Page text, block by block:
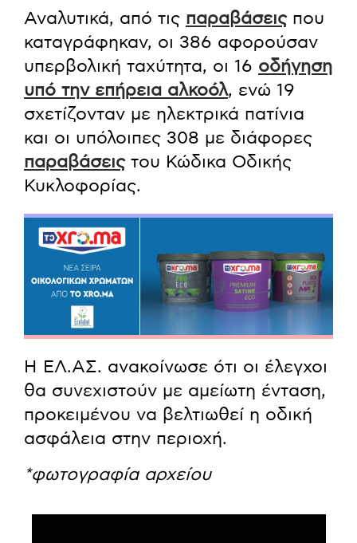
Αναλυτικά, από τις παραβάσειςπου
καταγράφηκαν, οι 386 αφορούσαν
υπερβολική ταχύτητα, οι 16 οδήγηση
υπό την επήρεια αλκοόλ, ενώ 19
σχετίζονταν με ηλεκτρικά πατίνια
και οι υπόλοιπες 308 με διάφορες
παραβάσειςτου Κώδικα Οδικής
Κυκλοφορίας.
Η ΕΛ.ΑΣ. ανακοίνωσε ότι οι έλεγχοι
θα συνεχιστούν με αμείωτη ένταση,
προκειμένου να βελτιωθεί η οδική
ασφάλεια στην περιοχή.
*φωτογραφία αρχείου